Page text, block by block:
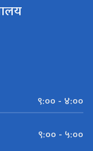
९:०० - ४:००
९:०० - ५:००